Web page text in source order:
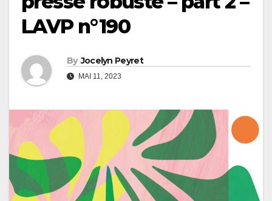
LAVP n°190
By Jocelyn Peyret
MAI 11, 2023